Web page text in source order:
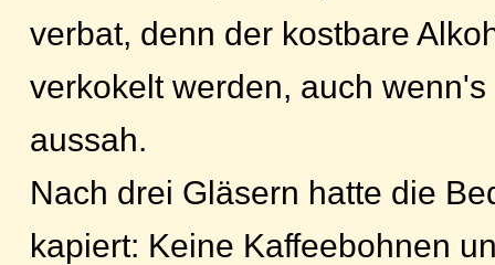
verbat, denn der kostbare
verkokelt werden, auch
aussah.
Nach drei Gläsern hatte die
kapiert: Keine Kaffeebohnen